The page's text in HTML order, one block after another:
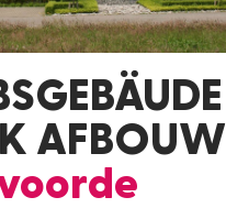
AFBOUW